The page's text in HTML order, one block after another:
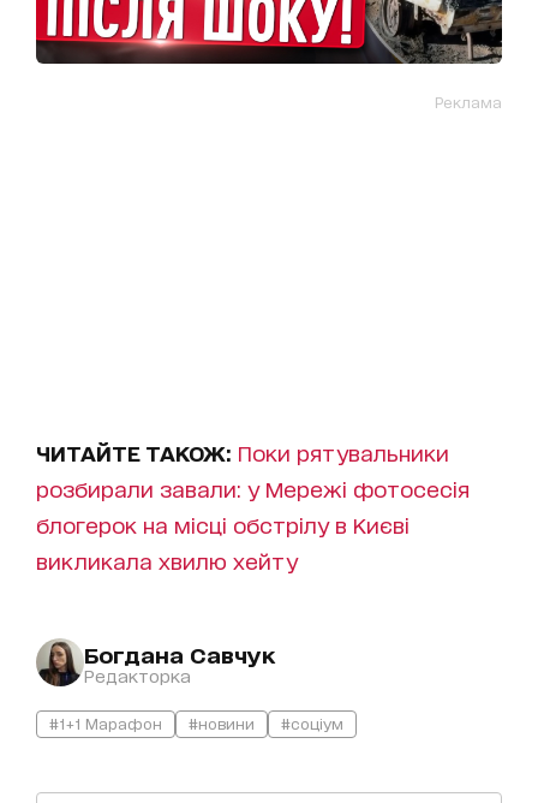
Реклама
ЧИТАЙТЕ ТАКОЖ: Поки рятувальники
розбирали завали: у Мережі фотосесія
блогерок на місці обстрілу в Києві
викликала хвилю хейту
Богдана Савчук
Редакторка
#1+1 Марафон #новини #соціум